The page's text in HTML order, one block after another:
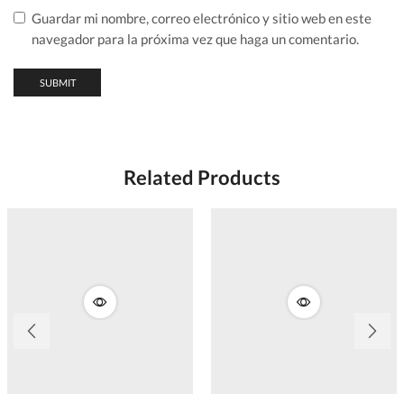
Guardar mi nombre, correo electrónico y sitio web en este
navegador para la próxima vez que haga un comentario.
Related Products